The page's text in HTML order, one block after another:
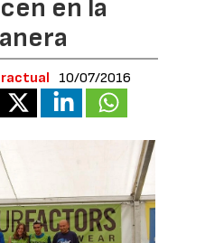
en la
10/07/2016